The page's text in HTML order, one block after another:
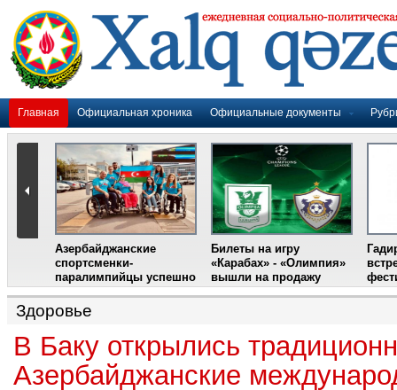
Главная Официальная хроника Официальные документы
Азербайджанские
спортсменки-
паралимпийцы успешно
выступили на III
Международном
фестивале парашютного
Билеты на игру
«Карабах» - «Олимпия»
вышли на продажу
Здоровье
В Баку открылись
Азербайджанские